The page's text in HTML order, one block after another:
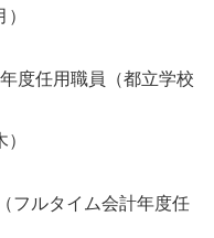
度任用職員（都立学校
フルタイム会計年度任